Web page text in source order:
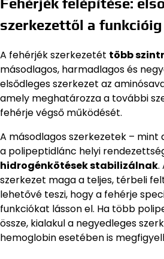
szerkezettől a funkcióig
A fehérjék szerkezetét több
másodlagos, harmadlagos és
elsődleges szerkezet az
amely meghatározza a további
fehérje végső működését.
A másodlagos szerkezetek – mint
a polipeptidlánc helyi
hidrogénkötések stabilizálnak.
szerkezet maga a teljes, térbeli
lehetővé teszi, hogy a fehérje
funkciókat lásson el. Ha több
össze, kialakul a negyedleges
hemoglobin esetében is